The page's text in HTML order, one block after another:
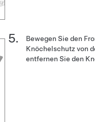
Bewegen Sie den
Knöchelschutz von
entfernen Sie den